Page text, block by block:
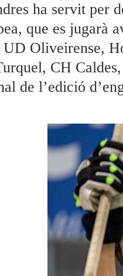
ha servit per
que es jugarà
Oliveirense,
CH
de l’edició